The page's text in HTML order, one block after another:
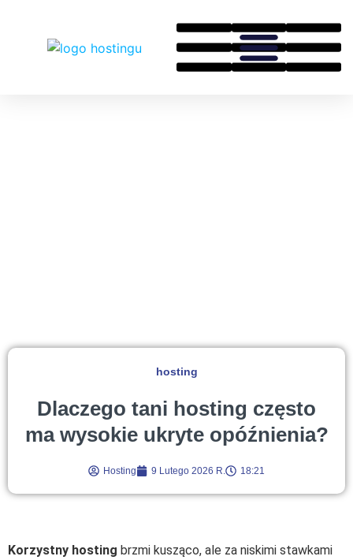
hosting
Dlaczego tani hosting często
ma wysokie ukryte opóźnienia?
Hosting 9 Lutego 2026 R. 18:21
Korzystny hosting brzmi kusząco, ale za niskimi stawkami